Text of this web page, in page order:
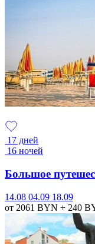
17 дней
16 ночей
Большое
14.08 04.09 18.09
от 2061 BYN + 240